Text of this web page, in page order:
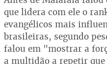
que lidera com ele o
evangélicos mais
brasileiras, segundo
falou em "mostrar a
a multidão a repetir